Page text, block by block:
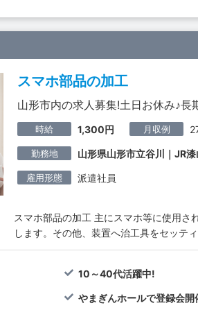
スマホ部品の加工
山形市内の求人募集!土日お休み♪長
時給 1,300円 月収例
勤務地 山形県山形市立谷川｜JR漆
雇用形態 派遣社員
スマホ部品の加工 主にスマホ等に使用
します。その他、装置へ治工具をセッテ
10～40代活躍中!
やまぎんホールで登録会開